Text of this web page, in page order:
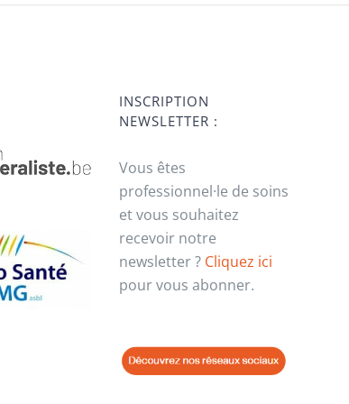
INSCRIPTION
NEWSLETTER :
Vous êtes
professionnel·le de soins
et vous souhaitez
recevoir notre
newsletter ? Cliquez ici
pour vous abonner.